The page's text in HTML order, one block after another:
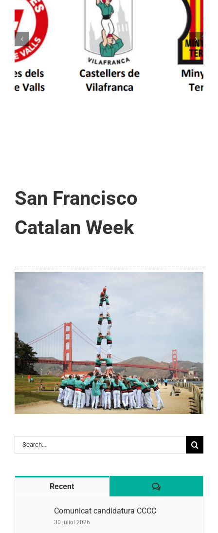
Els Castellers de Vilafranca unieixen tradició i
patrimoni en un viatge de colla a la Vall
d’Aran i a la Vall de Boí
San Francisco
Catalan Week
Search
for:
Recent Comentaris
Comunicat candidatura CCCC
30 juliol 2026